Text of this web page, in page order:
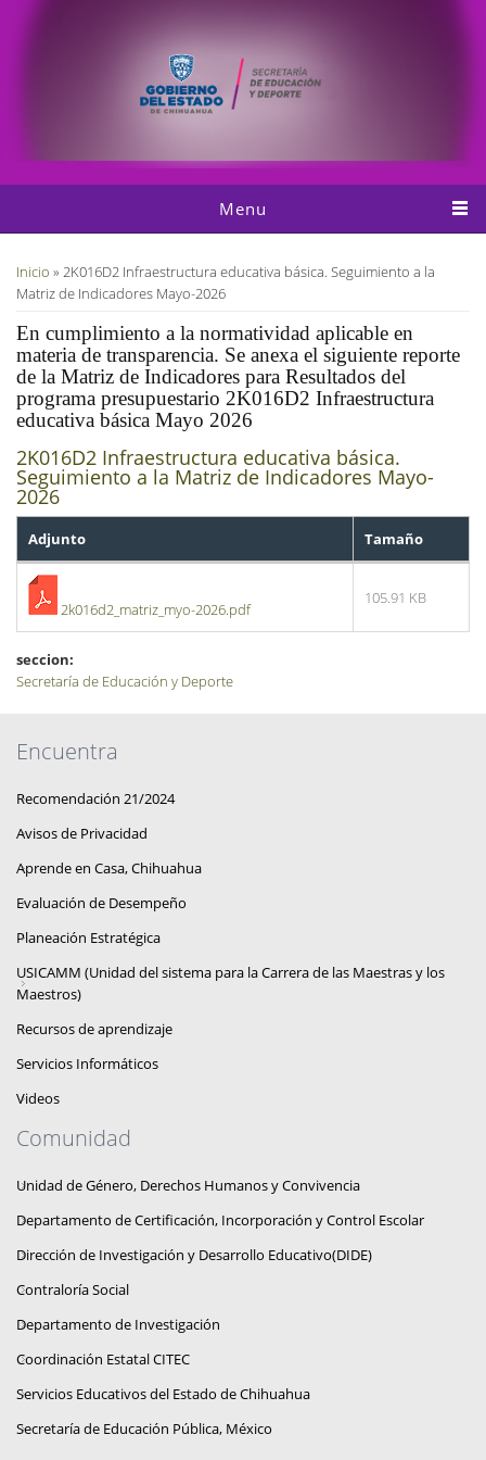
Menu
Usted está aquí
Inicio » 2K016D2 Infraestructura educativa básica. Seguimiento a la
Matriz de Indicadores Mayo-2026
En cumplimiento a la normatividad aplicable en
materia de transparencia. Se anexa el siguiente reporte
de la Matriz de Indicadores para Resultados del
programa presupuestario 2K016D2 Infraestructura
educativa básica Mayo 2026
2K016D2 Infraestructura educativa básica.
Seguimiento a la Matriz de Indicadores Mayo-
2026
Adjunto Tamaño
2k016d2_matriz_myo-2026.pdf
105.91 KB
seccion:
Secretaría de Educación y Deporte
Encuentra
Recomendación 21/2024
Avisos de Privacidad
Aprende en Casa, Chihuahua
Evaluación de Desempeño
Planeación Estratégica
USICAMM (Unidad del sistema para la Carrera de las Maestras y los
Maestros)
Recursos de aprendizaje
Servicios Informáticos
Videos
Comunidad
Unidad de Género, Derechos Humanos y Convivencia
Departamento de Certificación, Incorporación y Control Escolar
Dirección de Investigación y Desarrollo Educativo(DIDE)
Contraloría Social
Departamento de Investigación
Coordinación Estatal CITEC
Servicios Educativos del Estado de Chihuahua
Secretaría de Educación Pública, México